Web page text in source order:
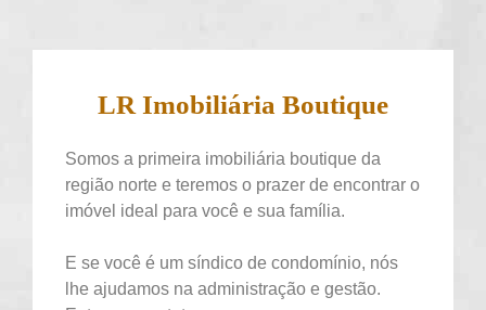
LR Imobiliária Boutique
Somos a primeira imobiliária boutique da
região norte e teremos o prazer de encontrar o
imóvel ideal para você e sua família.
E se você é um síndico de condomínio, nós
lhe ajudamos na administração e gestão.